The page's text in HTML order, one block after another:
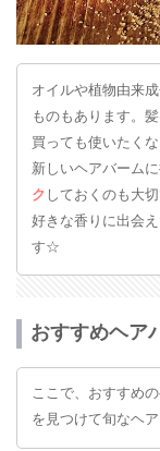
オイルや植物由来
ものもあります。
買っても使いたくな
新しいヘアバーム
ク しておくのも大切
好きな香りに出会
す☆
おすすめヘア
ここで、おすすめ
を見つけて旬なヘ